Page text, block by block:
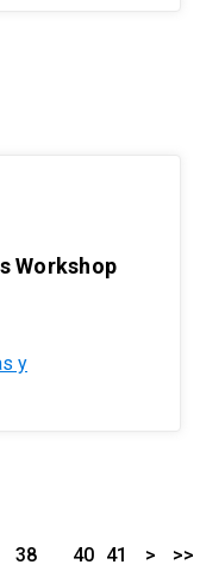
Workshop
y
38
40 41 > >>